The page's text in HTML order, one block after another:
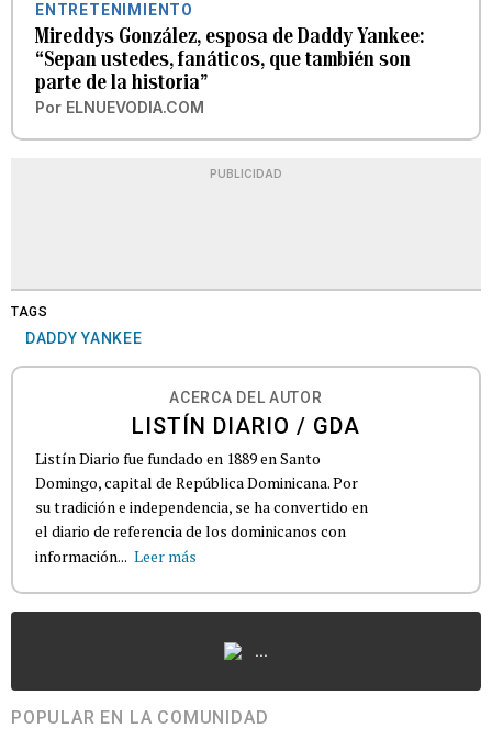
ENTRETENIMIENTO
Mireddys González, esposa de Daddy Yankee:
“Sepan ustedes, fanáticos, que también son
parte de la historia”
Por ELNUEVODIA.COM
PUBLICIDAD
TAGS
DADDY YANKEE
ACERCA DEL AUTOR
LISTÍN DIARIO / GDA
Listín Diario fue fundado en 1889 en Santo
Domingo, capital de República Dominicana. Por
su tradición e independencia, se ha convertido en
el diario de referencia de los dominicanos con
información... Leer más
...
POPULAR EN LA COMUNIDAD